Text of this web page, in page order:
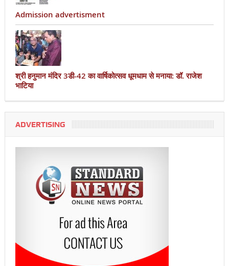
Admission advertisment
श्री हनुमान मंदिर 3डी-42 का वार्षिकोत्सव धूमधाम से मनाया: डॉ. राजेश
भाटिया
ADVERTISING